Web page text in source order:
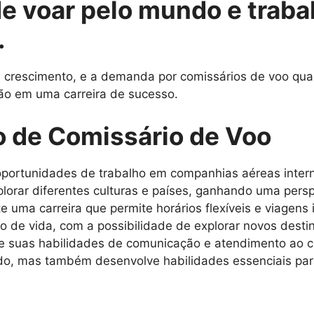
voar pelo mundo e
e a demanda por comissários de voo
em uma carreira de sucesso.
Comissário de Voo
de trabalho em companhias aéreas
diferentes culturas e países, ganhando uma
uma carreira que permite horários flexíveis e
de vida, com a possibilidade de explorar novos
suas habilidades de comunicação e atendimento ao
mas também desenvolve habilidades essenciais